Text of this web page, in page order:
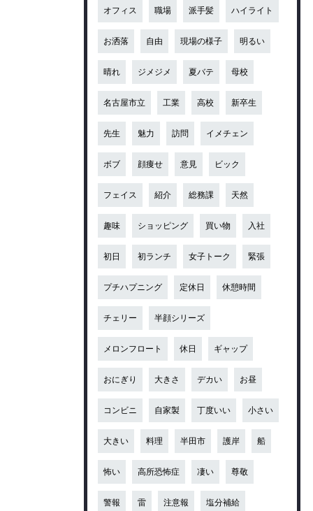
オフィス 職場 派手髪 ハイライト
お洒落 自由 現場の様子 明るい
晴れ ジメジメ 夏バテ 母校
名古屋市立 工業 高校 新卒生
先生 魅力 訪問 イメチェン
ボブ 顔痩せ 意見 ビック
フェイス 紹介 総務課 天然
趣味 ショッピング 買い物 入社
初日 初ランチ 女子トーク 緊張
プチハプニング 定休日 休憩時間
チェリー 半顔シリーズ
メロンフロート 休日 ギャップ
おにぎり 大きさ デカい お昼
コンビニ 自家製 丁度いい 小さい
大きい 料理 半田市 護岸 船
怖い 高所恐怖症 凄い 尊敬
警報 雷 注意報 塩分補給